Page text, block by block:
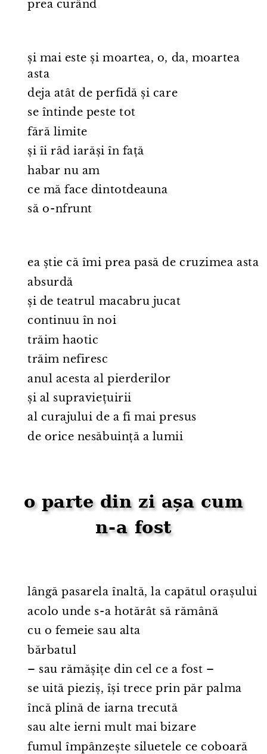
prea curând
și mai este și moartea, o, da, moartea
asta
deja atât de perfidă și care
se întinde peste tot
fără limite
și îi râd iarăși în față
habar nu am
ce mă face dintotdeauna
să o⁠-⁠nfrunt
ea știe că îmi prea pasă de cruzimea asta
absurdă
și de teatrul macabru jucat
continuu în noi
trăim haotic
trăim nefiresc
anul acesta al pierderilor
și al supraviețuirii
al curajului de a fi mai presus
de orice nesăbuință a lumii
o parte din zi așa cum
n⁠-⁠a fost
lângă pasarela înaltă, la capătul orașului
acolo unde s⁠-⁠a hotărât să rămână
cu o femeie sau alta
bărbatul
– sau rămășițe din cel ce a fost –
se uită pieziș, își trece prin păr palma
încă plină de iarna trecută
sau alte ierni mult mai bizare
fumul împânzește siluetele ce coboară